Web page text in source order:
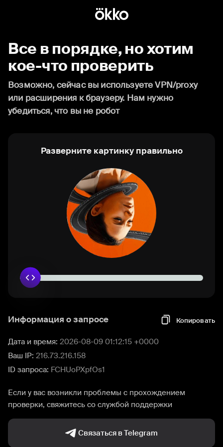
Все в порядке, но хотим
кое-что проверить
Возможно, сейчас вы используете VPN/proxy
или расширения к браузеру. Нам нужно
убедиться, что вы не робот
Разверните картинку правильно
Информация о запросе Копировать
Дата и время: 2026-08-09 01:12:15 +0000
Ваш IP: 216.73.216.158
ID запроса: FCHUoPXpfOs1
Если у вас возникли проблемы с прохождением
проверки, свяжитесь со службой поддержки
Связаться в Telegram